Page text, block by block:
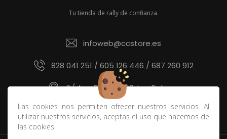
Las cookies nos permiten ofrecer nuestros servicios. Al
utilizar nuestros servicios, aceptas el uso que hacemos de
las cookies.
Tu tienda de rally de confianza.
infoweb@ccstore.es
828 041 251 / 605 126 446 / 687 260 912
C/ Ana Benítez 60, Las Palmas